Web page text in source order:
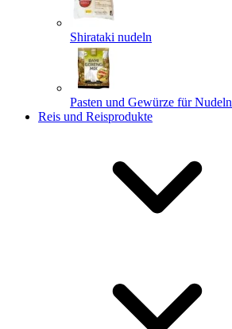
Shirataki nudeln
Pasten und Gewürze für Nudeln
Reis und Reisprodukte